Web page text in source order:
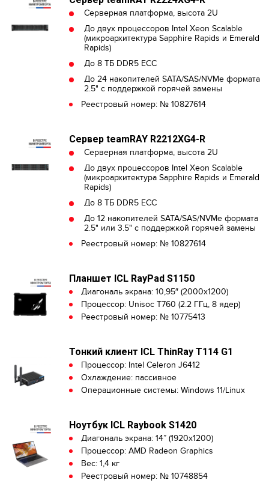
Серверная платформа, высота 2U
До двух процессоров Intel Xeon Scalable
(микроархитектура Sapphire Rapids и Emerald
Rapids)
До 8 ТБ DDR5 ECC
До 24 накопителей SATA/SAS/NVMe формата
2.5" с поддержкой горячей замены
Реестровый номер: № 10827614
Сервер teamRAY R2212XG4-R
Серверная платформа, высота 2U
До двух процессоров Intel Xeon Scalable
(микроархитектура Sapphire Rapids и Emerald
Rapids)
До 8 ТБ DDR5 ECC
До 12 накопителей SATA/SAS/NVMe формата
2.5" или 3.5" с поддержкой горячей замены
Реестровый номер: № 10827614
Планшет ICL RayPad S1150
Диагональ экрана: 10,95″ (2000x1200)
Процессор: Unisoc T760 (2.2 ГГц, 8 ядер)
Реестровый номер: № 10775413
Тонкий клиент ICL ThinRay T114 G1
Процессор: Intel Celeron J6412
Охлаждение: пассивное
Операционные системы: Windows 11/Linux
Ноутбук ICL Raybook S1420
Диагональ экрана: 14” (1920x1200)
Процессор: AMD Radeon Graphics
Вес: 1,4 кг
Реестровый номер: № 10748854